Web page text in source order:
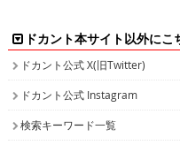
ドカント本サイト以外にこ
ドカント公式 X(旧Twitter)
ドカント公式 Instagram
検索キーワード一覧